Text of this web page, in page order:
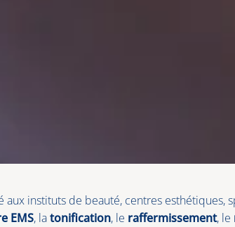
aux instituts de beauté, centres esthétiques,
EMS, latonification, le raffermissement, le